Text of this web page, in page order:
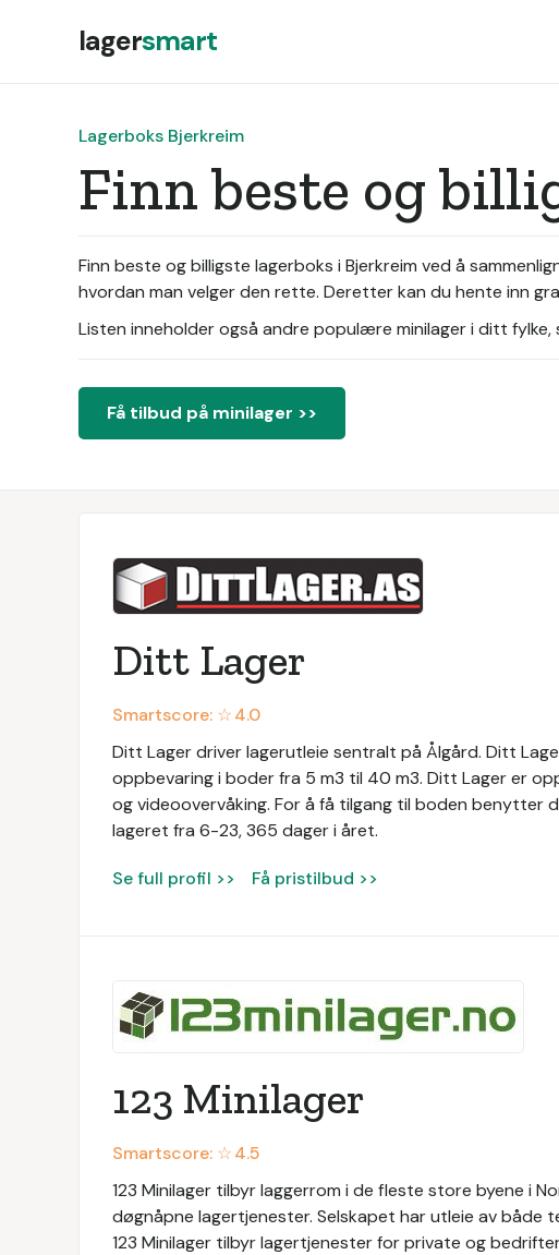
lagersmart
Lagerboks Bjerkreim
Finn beste og
Finn beste og billigste lagerboks i Bjerkreim ved å
hvordan man velger den rette. Deretter kan du hente inn
Listen inneholder også andre populære minilager i ditt
Få tilbud på minilager >>
Ditt Lager
Smartscore: ☆4.0
Ditt Lager driver lagerutleie sentralt på Ålgård. Ditt
oppbevaring i boder fra 5 m3 til 40 m3. Ditt Lager er
og videoovervåking. For å få tilgang til boden benytter
lageret fra 6-23, 365 dager i året.
Se full profil >> Få pristilbud >>
123 Minilager
Smartscore: ☆4.5
123 Minilager tilbyr laggerrom i de fleste store byene i
døgnåpne lagertjenester. Selskapet har utleie av både
123 Minilager tilbyr lagertjenester for private og